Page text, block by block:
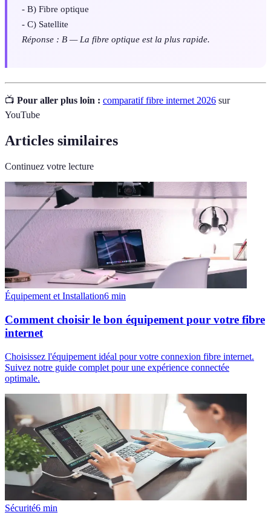
- B) Fibre optique
- C) Satellite
Réponse : B — La fibre optique est la plus rapide.
📺 Pour aller plus loin : comparatif fibre internet 2026 sur
YouTube
Articles similaires
Continuez votre lecture
Équipement et Installation6 min
Comment choisir le bon équipement pour votre fibre
internet
Choisissez l'équipement idéal pour votre connexion fibre internet.
Suivez notre guide complet pour une expérience connectée
optimale.
Sécurité6 min